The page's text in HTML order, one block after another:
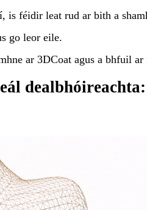
is féidir leat rud ar bith a
go leor eile.
ar 3DCoat agus a bhfuil